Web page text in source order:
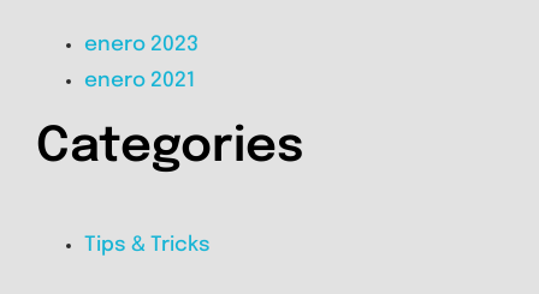
enero 2023
enero 2021
Categories
Tips & Tricks